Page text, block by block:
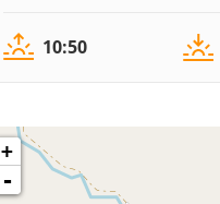
10:50
+
-